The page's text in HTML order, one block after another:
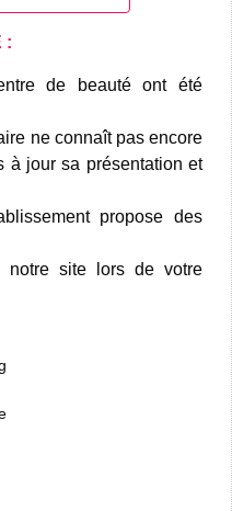
:
de beauté ont été
ne connaît pas encore
à jour sa présentation et
propose des
notre site lors de votre